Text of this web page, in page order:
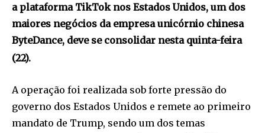
a plataforma TikTok nos Estados Unidos, um dos
maiores negócios da empresa unicórnio chinesa
ByteDance, deve se consolidar nesta quinta-feira
(22).
A operação foi realizada sob forte pressão do
governo dos Estados Unidos e remete ao primeiro
mandato de Trump, sendo um dos temas